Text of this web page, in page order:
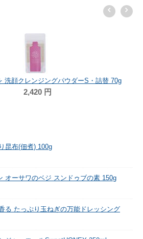
顔クレンジングパウダーS・詰替 70g
2,420 円
昆布(佃煮) 100g
オーサワのベジ スンドゥブの素 150g
る たっぷり玉ねぎの万能ドレッシング